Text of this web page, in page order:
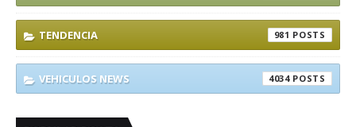
TENDENCIA 981
VEHICULOS NEWS 4034